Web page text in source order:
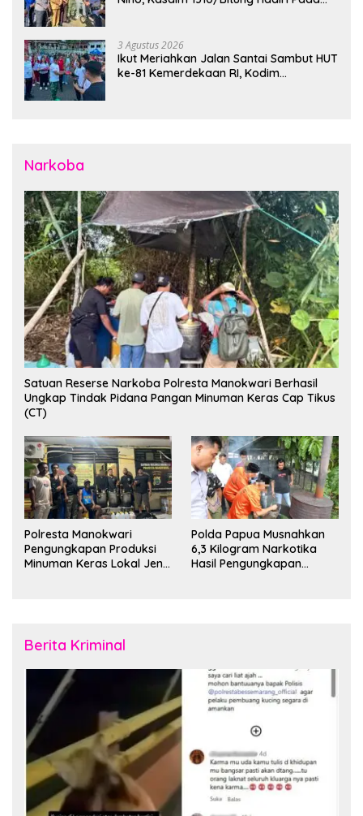
3 Agustus 2026
Ikut Meriahkan Jalan Santai Sambut HUT
ke-81 Kemerdekaan RI, Kodim
Narkoba
Satuan Reserse Narkoba Polresta Manokwari Berhasil
Ungkap Tindak Pidana Pangan Minuman Keras Cap Tikus
(CT)
Polresta Manokwari
Pengungkapan Produksi
Minuman Keras Lokal Jenis
Polda Papua Musnahkan
6,3 Kilogram Narkotika
Hasil Pengungkapan
Berita Kriminal